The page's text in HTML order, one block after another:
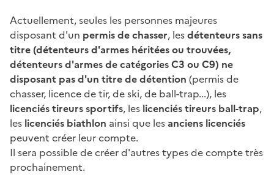
Actuellement, seules les personnes majeures
disposant d'un permis de chasser, lesdétenteurs sans
titre (détenteurs d'armes héritées ou trouvées,
détenteurs d'armes de catégories C3 ou C9) ne
disposant pas d'un titre de détention (permis de
chasser, licence de tir, de ski, de ball-trap...), les
licenciés tireurs sportifs, les licenciés tireurs ball-trap,
les licenciés biathlon ainsi que lesanciens licenciés
peuvent créer leur compte.
Il sera possible de créer d'autres types de compte très
prochainement.